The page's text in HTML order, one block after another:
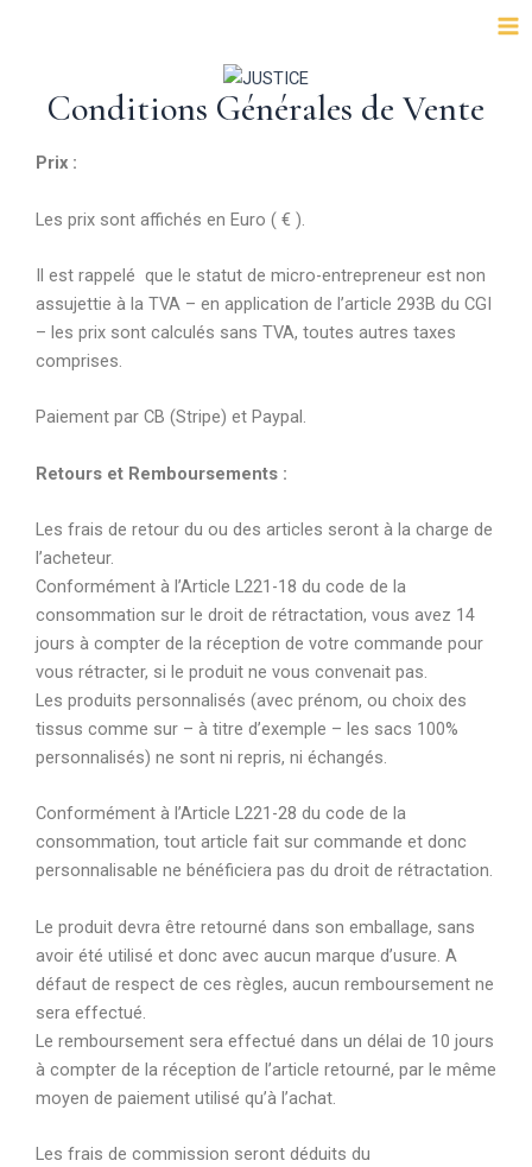
Conditions Générales de Vente
Prix :
Les prix sont affichés en Euro ( € ).
Il est rappelé que le statut de micro-entrepreneur est non
assujettie à la TVA – en application de l’article 293B du CGI
– les prix sont calculés sans TVA, toutes autres taxes
comprises.
Paiement par CB (Stripe) et Paypal.
Retours et Remboursements :
Les frais de retour du ou des articles seront à la charge de
l’acheteur.
Conformément à l’Article L221-18 du code de la
consommation sur le droit de rétractation, vous avez 14
jours à compter de la réception de votre commande pour
vous rétracter, si le produit ne vous convenait pas.
Les produits personnalisés (avec prénom, ou choix des
tissus comme sur – à titre d’exemple – les sacs 100%
personnalisés) ne sont ni repris, ni échangés.
Conformément à l’Article L221-28 du code de la
consommation, tout article fait sur commande et donc
personnalisable ne bénéficiera pas du droit de rétractation.
Le produit devra être retourné dans son emballage, sans
avoir été utilisé et donc avec aucun marque d’usure. A
défaut de respect de ces règles, aucun remboursement ne
sera effectué.
Le remboursement sera effectué dans un délai de 10 jours
à compter de la réception de l’article retourné, par le même
moyen de paiement utilisé qu’à l’achat.
Les frais de commission seront déduits du